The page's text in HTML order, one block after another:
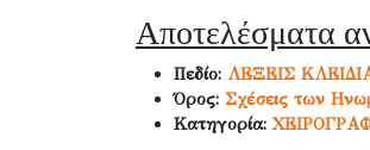
Αποτελέσματα
Πεδίο: ΛΕΞΕΙΣ
Όρος: Σχέσεις των
Κατηγορία: